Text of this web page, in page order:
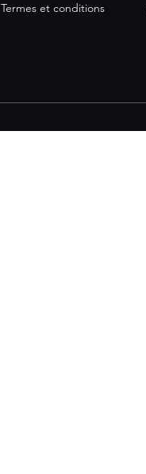
Termes et conditions